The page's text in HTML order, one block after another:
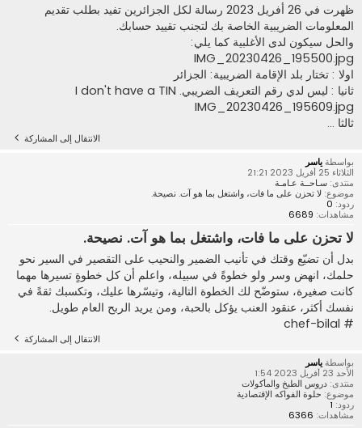
ظهرت في 26 أفريل 2023 رسالة لكل الجزائرين تفيد بطلب تقديم
المعلومات الضريبية الخاصة بك لتجنب تقييد حسابك.
والحل سيكون لدى الأغلبية كما يلي:
IMG_20230426_195500.jpg
اولا : تختار بلد الإقامة الضريبية: الجزائر
ثانيا : ليس لدي رقم التعريف الضريبي. I don't have a TIN
IMG_20230426_195609.jpg
ثالثا ...
الانتقال إلى المشاركة
بواسطةياسر
الثلاثاء 25 أفريل 2023 21:21
منتدى: سـاحــة عـامـة
موضوع: لا تحزن على ما فات، واشتغل بما هو آت. نصيحة.
ردود: 0
مشاهدات: 6689
لا تحزن على ما فات، واشتغل بما هو آت. نصيحة.
بدل أن تضيّع وقتك في تأنيب الضمير والنحيب على التقصير في السير نحو
حلمك، انهض وسر ولو خطوةً في سبيله، واعلم أن كل خطوةٍ تسيرها مهما
كانت صغيرة، ستوضّح لك الخطوة التالية، وتيسّرها عليك، وتكسبك ثقةً في
نفسك أكثر، عنقود العنب يؤكل بالحبة، ومن يريد الربح العام طويل.
# chef-bilal
الانتقال إلى المشاركة
بواسطةياسر
الأحد 23 أفريل 2023 1:54
منتدى: دروس الطبخ والمأكولات
موضوع: حلوة الفواكه الإقتصادية
ردود:
مشاهدات: 6366